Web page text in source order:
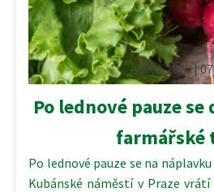
14.01.2025 |
Po lednové pauze
farmářské
Po lednové pauze se na
Kubánské náměstí v Praze